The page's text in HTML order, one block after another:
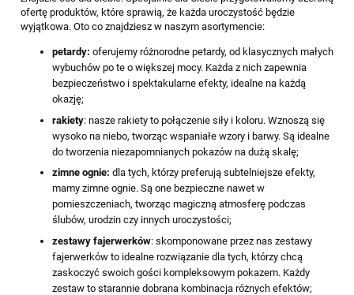
ofertę produktów, które sprawią, że każda uroczystość będzie
wyjątkowa. Oto co znajdziesz w naszym asortymencie:
petardy: oferujemy różnorodne petardy, od klasycznych małych
wybuchów po te o większej mocy. Każda z nich zapewnia
bezpieczeństwo i spektakularne efekty, idealne na każdą
okazję;
rakiety: nasze rakiety to połączenie siły i koloru. Wznoszą się
wysoko na niebo, tworząc wspaniałe wzory i barwy. Są idealne
do tworzenia niezapomnianych pokazów na dużą skalę;
zimne ognie: dla tych, którzy preferują subtelniejsze efekty,
mamy zimne ognie. Są one bezpieczne nawet w
pomieszczeniach, tworząc magiczną atmosferę podczas
ślubów, urodzin czy innych uroczystości;
zestawy fajerwerków: skomponowane przez nas zestawy
fajerwerków to idealne rozwiązanie dla tych, którzy chcą
zaskoczyć swoich gości kompleksowym pokazem. Każdy
zestaw to starannie dobrana kombinacja różnych efektów;